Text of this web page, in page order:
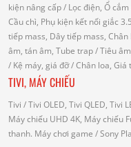
kiện nâng cấp/ Lọc điện, Ổ
Cầu chì, Phụ kiện kết nối giắc
tiếp mass, Dây tiếp mass,
âm, tán âm, Tube trap/ Tiêu
/ Kệ máy, giá đỡ/ Chân loa, Giá
TIVI, MÁY CHIẾU
Tivi / Tivi OLED, Tivi QLED, Tivi
Máy chiếu UHD 4K, Máy chiếu
thanh. Máy chơi game / Sony